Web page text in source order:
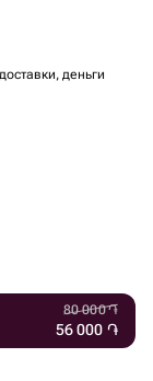
деньги
80 000֏
56 000 ֏